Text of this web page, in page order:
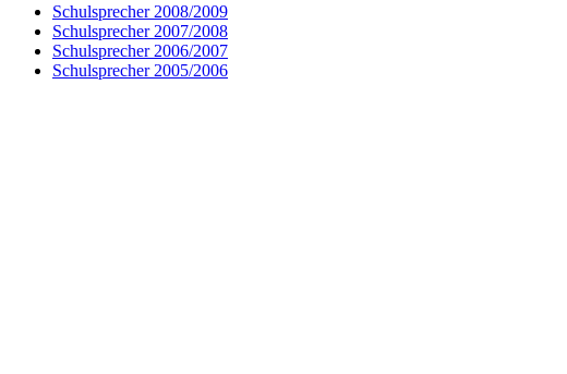
Schulsprecher 2008/2009
Schulsprecher 2007/2008
Schulsprecher 2006/2007
Schulsprecher 2005/2006